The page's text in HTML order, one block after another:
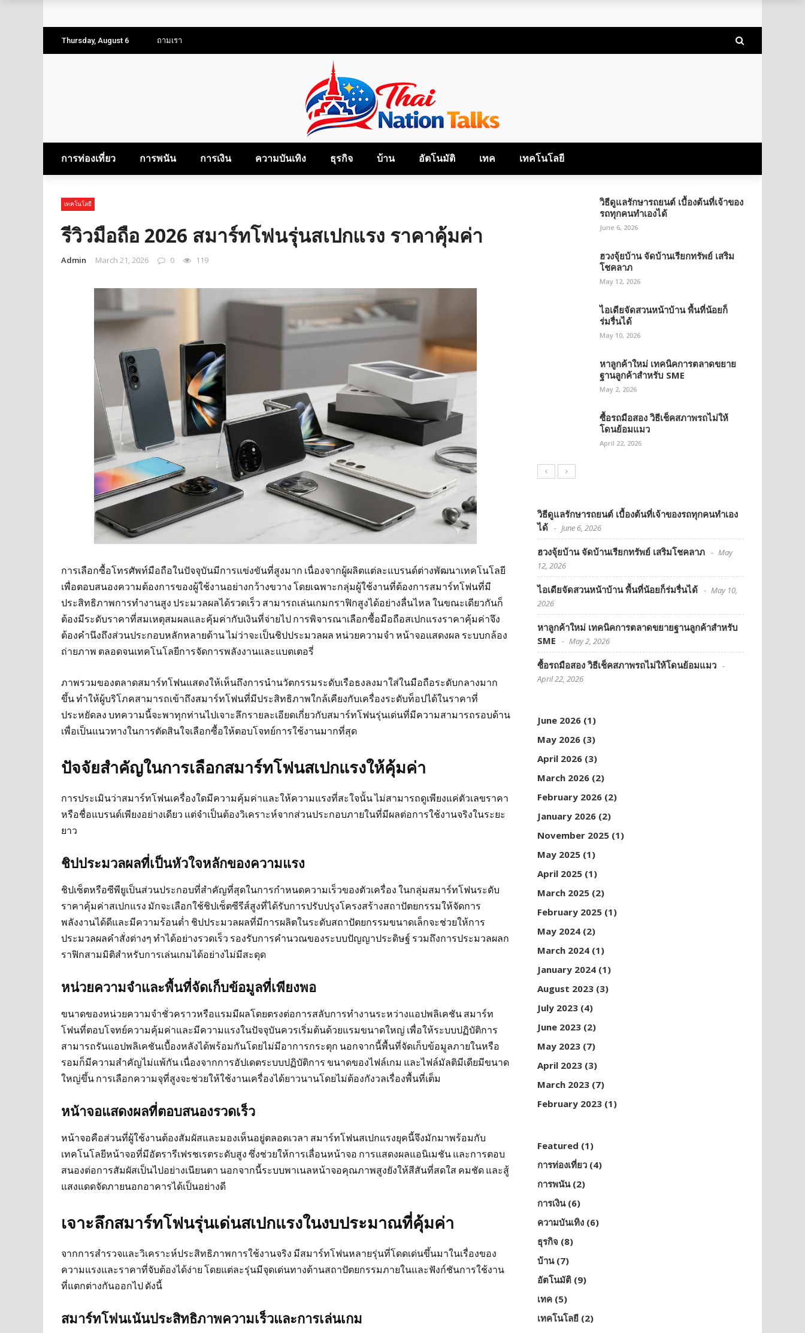
คู่มือท่องเที่ยว สำหรับแบ็คแพ็คเกอร์ลุยเดี่ยว
Thursday, August 6 ถามเรา
การท่องเที่ยว การพนัน การเงิน ความบันเทิง ธุรกิจ บ้าน อัตโนมัติ เทค เทคโนโลยี
เทคโนโลยี
รีวิวมือถือ 2026 สมาร์ทโฟนรุ่นสเปกแรง ราคาคุ้มค่า
Admin March 21, 2026 0 119
การเลือกซื้อโทรศัพท์มือถือในปัจจุบันมีการแข่งขันที่สูงมาก เนื่องจากผู้ผลิตแต่ละแบรนด์ต่างพัฒนาเทคโนโลยี
เพื่อตอบสนองความต้องการของผู้ใช้งานอย่างกว้างขวาง โดยเฉพาะกลุ่มผู้ใช้งานที่ต้องการสมาร์ทโฟนที่มี
ประสิทธิภาพการทำงานสูง ประมวลผลได้รวดเร็ว สามารถเล่นเกมกราฟิกสูงได้อย่างลื่นไหล ในขณะเดียวกันก็
ต้องมีระดับราคาที่สมเหตุสมผลและคุ้มค่ากับเงินที่จ่ายไป การพิจารณาเลือกซื้อมือถือสเปกแรงราคาคุ้มค่าจึง
ต้องคำนึงถึงส่วนประกอบหลักหลายด้าน ไม่ว่าจะเป็นชิปประมวลผล หน่วยความจำ หน้าจอแสดงผล ระบบกล้อง
ถ่ายภาพ ตลอดจนเทคโนโลยีการจัดการพลังงานและแบตเตอรี่
ภาพรวมของตลาดสมาร์ทโฟนแสดงให้เห็นถึงการนำนวัตกรรมระดับเรือธงลงมาใส่ในมือถือระดับกลางมาก
ขึ้น ทำให้ผู้บริโภคสามารถเข้าถึงสมาร์ทโฟนที่มีประสิทธิภาพใกล้เคียงกับเครื่องระดับท็อปได้ในราคาที่
ประหยัดลง บทความนี้จะพาทุกท่านไปเจาะลึกรายละเอียดเกี่ยวกับสมาร์ทโฟนรุ่นเด่นที่มีความสามารถรอบด้าน
เพื่อเป็นแนวทางในการตัดสินใจเลือกซื้อให้ตอบโจทย์การใช้งานมากที่สุด
ปัจจัยสำคัญในการเลือกสมาร์ทโฟนสเปกแรงให้คุ้มค่า
การประเมินว่าสมาร์ทโฟนเครื่องใดมีความคุ้มค่าและให้ความแรงที่สะใจนั้น ไม่สามารถดูเพียงแค่ตัวเลขราคา
หรือชื่อแบรนด์เพียงอย่างเดียว แต่จำเป็นต้องวิเคราะห์จากส่วนประกอบภายในที่มีผลต่อการใช้งานจริงในระยะ
ยาว
ชิปประมวลผลที่เป็นหัวใจหลักของความแรง
ชิปเซ็ตหรือซีพียูเป็นส่วนประกอบที่สำคัญที่สุดในการกำหนดความเร็วของตัวเครื่อง ในกลุ่มสมาร์ทโฟนระดับ
ราคาคุ้มค่าสเปกแรง มักจะเลือกใช้ชิปเซ็ตซีรีส์สูงที่ได้รับการปรับปรุงโครงสร้างสถาปัตยกรรมให้จัดการ
พลังงานได้ดีและมีความร้อนต่ำ ชิปประมวลผลที่มีการผลิตในระดับสถาปัตยกรรมขนาดเล็กจะช่วยให้การ
ประมวลผลคำสั่งต่างๆ ทำได้อย่างรวดเร็ว รองรับการคำนวณของระบบปัญญาประดิษฐ์ รวมถึงการประมวลผลก
ราฟิกสามมิติสำหรับการเล่นเกมได้อย่างไม่มีสะดุด
หน่วยความจำและพื้นที่จัดเก็บข้อมูลที่เพียงพอ
ขนาดของหน่วยความจำชั่วคราวหรือแรมมีผลโดยตรงต่อการสลับการทำงานระหว่างแอปพลิเคชัน สมาร์ท
โฟนที่ตอบโจทย์ความคุ้มค่าและมีความแรงในปัจจุบันควรเริ่มต้นด้วยแรมขนาดใหญ่ เพื่อให้ระบบปฏิบัติการ
สามารถรันแอปพลิเคชันเบื้องหลังได้พร้อมกันโดยไม่มีอาการกระตุก นอกจากนี้พื้นที่จัดเก็บข้อมูลภายในหรือ
รอมก็มีความสำคัญไม่แพ้กัน เนื่องจากการอัปเดตระบบปฏิบัติการ ขนาดของไฟล์เกม และไฟล์มัลติมีเดียมีขนาด
ใหญ่ขึ้น การเลือกความจุที่สูงจะช่วยให้ใช้งานเครื่องได้ยาวนานโดยไม่ต้องกังวลเรื่องพื้นที่เต็ม
หน้าจอแสดงผลที่ตอบสนองรวดเร็ว
หน้าจอคือส่วนที่ผู้ใช้งานต้องสัมผัสและมองเห็นอยู่ตลอดเวลา สมาร์ทโฟนสเปกแรงยุคนี้จึงมักมาพร้อมกับ
เทคโนโลยีหน้าจอที่มีอัตรารีเฟรชเรตระดับสูง ซึ่งช่วยให้การเลื่อนหน้าจอ การแสดงผลแอนิเมชัน และการตอบ
สนองต่อการสัมผัสเป็นไปอย่างเนียนตา นอกจากนี้ระบบพาเนลหน้าจอคุณภาพสูงยังให้สีสันที่สดใส คมชัด และสู้
แสงแดดจัดภายนอกอาคารได้เป็นอย่างดี
เจาะลึกสมาร์ทโฟนรุ่นเด่นสเปกแรงในงบประมาณที่คุ้มค่า
จากการสำรวจและวิเคราะห์ประสิทธิภาพการใช้งานจริง มีสมาร์ทโฟนหลายรุ่นที่โดดเด่นขึ้นมาในเรื่องของ
ความแรงและราคาที่จับต้องได้ง่าย โดยแต่ละรุ่นมีจุดเด่นทางด้านสถาปัตยกรรมภายในและฟังก์ชันการใช้งาน
ที่แตกต่างกันออกไป ดังนี้
สมาร์ทโฟนเน้นประสิทธิภาพความเร็วและการเล่นเกม
วิธีดูแลรักษารถยนต์ เบื้องต้นที่เจ้าของ
รถทุกคนทำเองได้
June 6, 2026
ฮวงจุ้ยบ้าน จัดบ้านเรียกทรัพย์ เสริม
โชคลาภ
May 12, 2026
ไอเดียจัดสวนหน้าบ้าน พื้นที่น้อยก็
ร่มรื่นได้
May 10, 2026
หาลูกค้าใหม่ เทคนิคการตลาดขยาย
ฐานลูกค้าสำหรับ SME
May 2, 2026
ซื้อรถมือสอง วิธีเช็คสภาพรถไม่ให้
โดนย้อมแมว
April 22, 2026
วิธีดูแลรักษารถยนต์ เบื้องต้นที่เจ้าของรถทุกคนทำเอง
ได้
June 6, 2026
ฮวงจุ้ยบ้าน จัดบ้านเรียกทรัพย์ เสริมโชคลาภ
May
12, 2026
ไอเดียจัดสวนหน้าบ้าน พื้นที่น้อยก็ร่มรื่นได้
May 10,
2026
หาลูกค้าใหม่ เทคนิคการตลาดขยายฐานลูกค้าสำหรับ
SME
May 2, 2026
ซื้อรถมือสอง วิธีเช็คสภาพรถไม่ให้โดนย้อมแมว
April 22, 2026
June 2026 (1)
May 2026 (3)
April 2026 (3)
March 2026 (2)
February 2026 (2)
January 2026 (2)
November 2025 (1)
May 2025 (1)
April 2025 (1)
March 2025 (2)
February 2025 (1)
May 2024 (2)
March 2024 (1)
January 2024 (1)
August 2023 (3)
July 2023 (4)
June 2023 (2)
May 2023 (7)
April 2023 (3)
March 2023 (7)
February 2023 (1)
Featured (1)
การท่องเที่ยว (4)
การพนัน(2)
การเงิน(6)
ความบันเทิง (6)
ธุรกิจ (8)
บ้าน(7)
อัตโนมัติ (9)
เทค (5)
เทคโนโลยี (2)